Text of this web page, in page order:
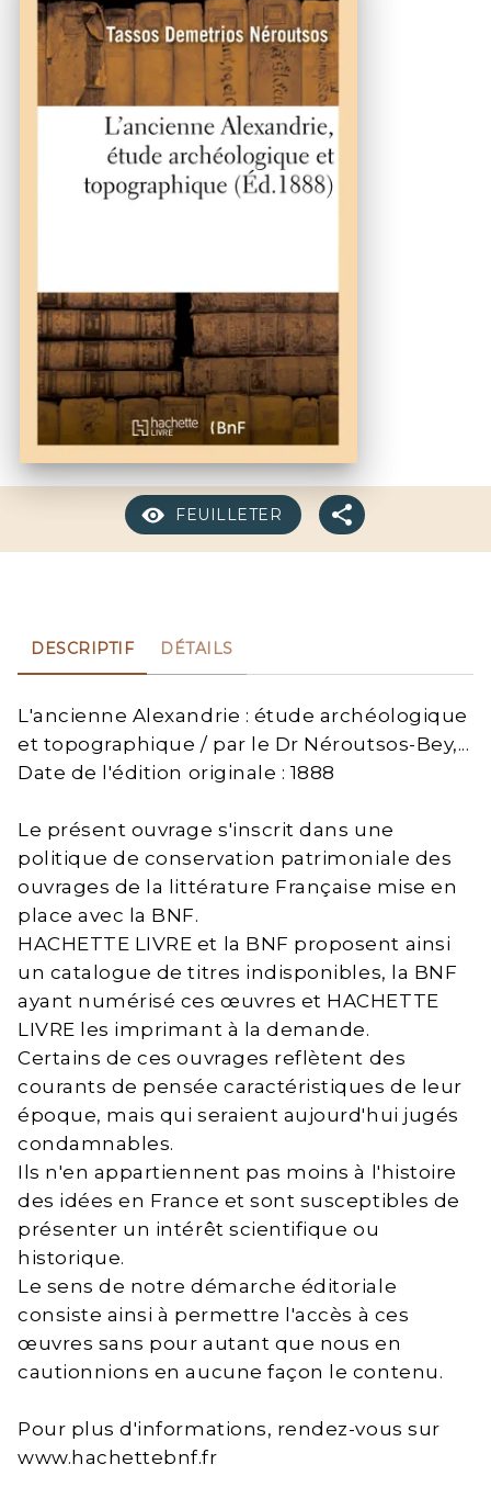
FEUILLETER
DESCRIPTIF DÉTAILS
L'ancienne Alexandrie : étude archéologique
et topographique / par le Dr Néroutsos-Bey,...
Date de l'édition originale : 1888
Le présent ouvrage s'inscrit dans une
politique de conservation patrimoniale des
ouvrages de la littérature Française mise en
place avec la BNF.
HACHETTE LIVRE et la BNF proposent ainsi
un catalogue de titres indisponibles, la BNF
ayant numérisé ces œuvres et HACHETTE
LIVRE les imprimant à la demande.
Certains de ces ouvrages reflètent des
courants de pensée caractéristiques de leur
époque, mais qui seraient aujourd'hui jugés
condamnables.
Ils n'en appartiennent pas moins à l'histoire
des idées en France et sont susceptibles de
présenter un intérêt scientifique ou
historique.
Le sens de notre démarche éditoriale
consiste ainsi à permettre l'accès à ces
œuvres sans pour autant que nous en
cautionnions en aucune façon le contenu.
Pour plus d'informations, rendez-vous sur
www.hachettebnf.fr